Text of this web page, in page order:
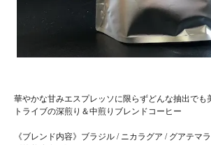
華やかな甘みエスプレッソに限らずどんな抽出でも
トライブの深煎り＆中煎りブレンドコーヒー
《ブレンド内容》ブラジル / ニカラグア / グアテマラ